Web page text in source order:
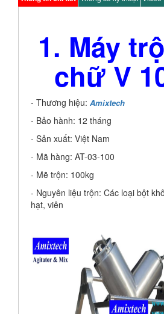
1. Máy
chữ V
- Thương hiệu: Amixtech
- Bảo hành: 12 tháng
- Sản xuất: Việt Nam
- Mã hàng: AT-03-100
- Mẽ trộn: 100kg
- Nguyên liệu trộn: Các loại bột
hạt, viên